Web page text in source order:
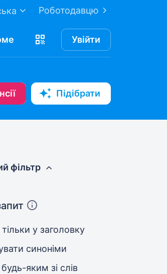
Роботодавцю
Увійти
Підібрати
фільтр
у заголовку
синоніми
яким зі слів